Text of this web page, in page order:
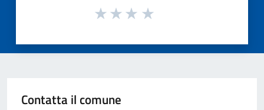
Contatta il comune